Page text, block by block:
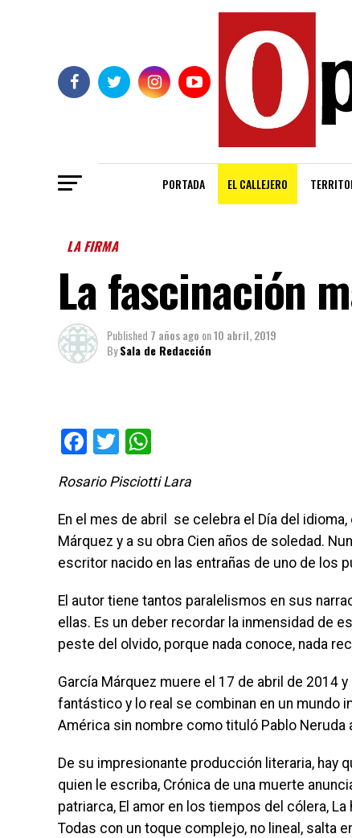
PORTADA EL CALLEJERO
LA FIRMA
La fascinación
Published 7 años ago on10 abril, 2019
BySala de Redacción
Facebook
Twitter
Rosario Pisciotti Lara
En el mes de abril se celebra el Día del
Márquez y a su obra Cien años de soledad.
escritor nacido en las entrañas de uno de los
El autor tiene tantos paralelismos en sus
ellas. Es un deber recordar la inmensidad de
peste del olvido, porque nada conoce, nada
García Márquez muere el 17 de abril de 2014
fantástico y lo real se combinan en un mundo
América sin nombre como tituló Pablo
De su impresionante producción literaria, hay
quien le escriba, Crónica de una muerte
patriarca, El amor en los tiempos del cólera,
Todas con un toque complejo, no lineal, salta